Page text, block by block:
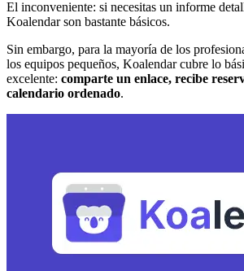
El inconveniente: si necesitas un informe
Koalendar son bastante básicos.
Sin embargo, para la mayoría de los
los equipos pequeños, Koalendar cubre lo
excelente: comparte un enlace, recibe
calendario ordenado.